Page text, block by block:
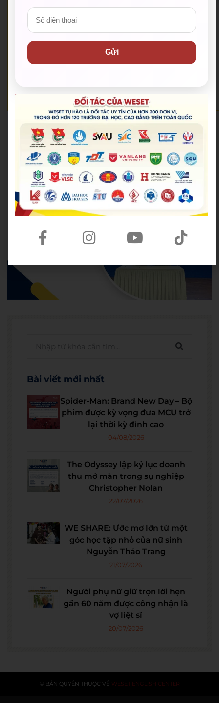
🟡 Hotline:028 38 38 38 77
🟡 Website:
https://weset.edu.vn/
🟡 Lịch khai giảng mới nhất:Lịch khai giảng
Đăng ký kiểm tra năng lực miễn phí
🟡 WESET có 12+ cơ sở tại TP.HCM và cả nước.
Bài viết mới nhất
Spider-Man: Brand New Day – Bộ
phim được kỳ vọng đưa MCU trở
lại thời kỳ đỉnh cao
04/08/2026
The Odyssey lập kỷ lục doanh
thu mở màn trong sự nghiệp
Christopher Nolan
22/07/2026
WE SHARE: Ước mơ lớn từ một
góc học tập nhỏ của nữ sinh
Nguyễn Thảo Trang
21/07/2026
Người phụ nữ giữ trọn lời hẹn
gần 60 năm được công nhận là
vợ liệt sĩ
20/07/2026
© BẢN QUYỀN THUỘC VỀ WESET ENGLISH CENTER
Gửi